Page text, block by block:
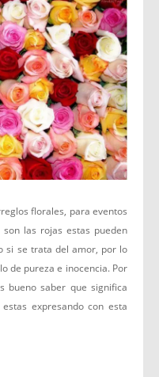
florales, para eventos
las rojas estas pueden
si se trata del amor, por lo
de pureza e inocencia. Por
bueno saber que significa
expresando con esta